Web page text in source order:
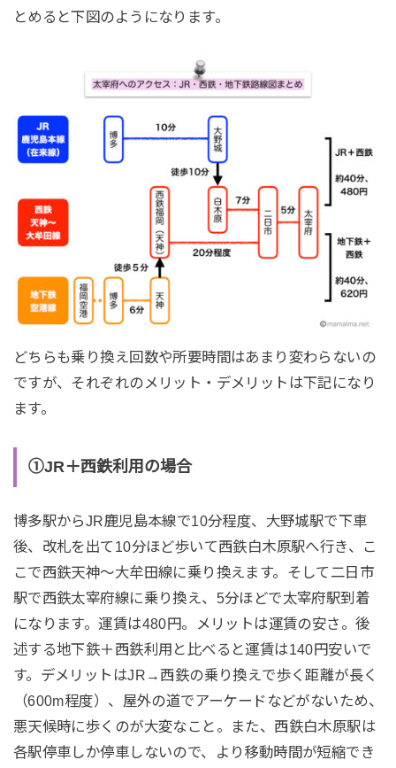
とめると下図のようになります。
どちらも乗り換え回数や所要時間はあまり変わらないの
ですが、それぞれのメリット・デメリットは下記になり
ます。
①JR＋西鉄利用の場合
博多駅からJR鹿児島本線で10分程度、大野城駅で下車
後、改札を出て10分ほど歩いて西鉄白木原駅へ行き、こ
こで西鉄天神～大牟田線に乗り換えます。そして二日市
駅で西鉄太宰府線に乗り換え、5分ほどで太宰府駅到着
になります。運賃は480円。メリットは運賃の安さ。後
述する地下鉄＋西鉄利用と比べると運賃は140円安いで
す。デメリットはJR→西鉄の乗り換えで歩く距離が長く
（600m程度）、屋外の道でアーケードなどがないため、
悪天候時に歩くのが大変なこと。また、西鉄白木原駅は
各駅停車しか停車しないので、より移動時間が短縮でき